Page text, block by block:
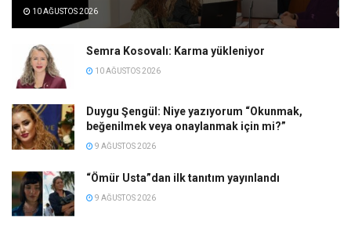
10 AĞUSTOS 2026
Semra Kosovalı: Karma yükleniyor
10 AĞUSTOS 2026
Duygu Şengül: Niye yazıyorum “Okunmak,
beğenilmek veya onaylanmak için mi?”
9 AĞUSTOS 2026
“Ömür Usta”dan ilk tanıtım yayınlandı
9 AĞUSTOS 2026